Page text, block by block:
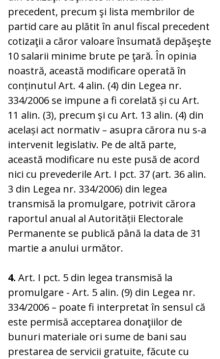
precedent, precum şi lista membrilor de
partid care au plătit în anul fiscal precedent
cotizaţii a căror valoare însumată depăşeşte
10 salarii minime brute pe ţară. În opinia
noastră, această modificare operată în
conținutul Art. 4 alin. (4) din Legea nr.
334/2006 se impune a fi corelată și cu Art.
11 alin. (3), precum şi cu Art. 13 alin. (4) din
același act normativ – asupra cărora nu s-a
intervenit legislativ. Pe de altă parte,
această modificare nu este pusă de acord
nici cu prevederile Art. I pct. 37 (art. 36 alin.
3 din Legea nr. 334/2006) din legea
transmisă la promulgare, potrivit cărora
raportul anual al Autorității Electorale
Permanente se publică până la data de 31
martie a anului următor.
4. Art. I pct. 5 din legea transmisă la
promulgare - Art. 5 alin. (9) din Legea nr.
334/2006 – poate fi interpretat în sensul că
este permisă acceptarea donaţiilor de
bunuri materiale ori sume de bani sau
prestarea de servicii gratuite, făcute cu